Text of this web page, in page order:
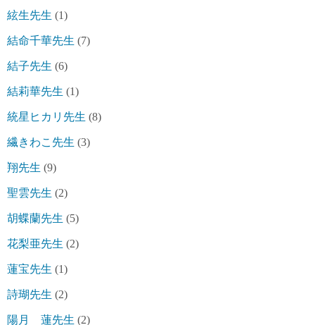
絃生先生 (1)
結命千華先生 (7)
結子先生 (6)
結莉華先生 (1)
統星ヒカリ先生 (8)
繊きわこ先生 (3)
翔先生 (9)
聖雲先生 (2)
胡蝶蘭先生 (5)
花梨亜先生 (2)
蓮宝先生 (1)
詩瑚先生 (2)
陽月 蓮先生 (2)